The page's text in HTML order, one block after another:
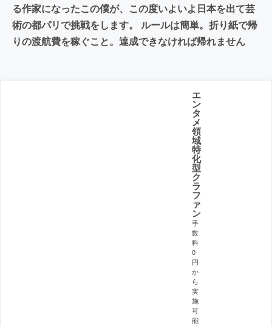
る作家になったこの僕が、この度いよいよ日本を出て芸
術の都パリで挑戦をします。 ルールは簡単。折り紙で帰
りの渡航費を稼ぐこと。達成できなければ帰れません
エ
ン
タ
メ
領
域
特
化
型
ク
ラ
フ
ァ
ン
手
数
料
0
円
か
ら
実
施
可
能